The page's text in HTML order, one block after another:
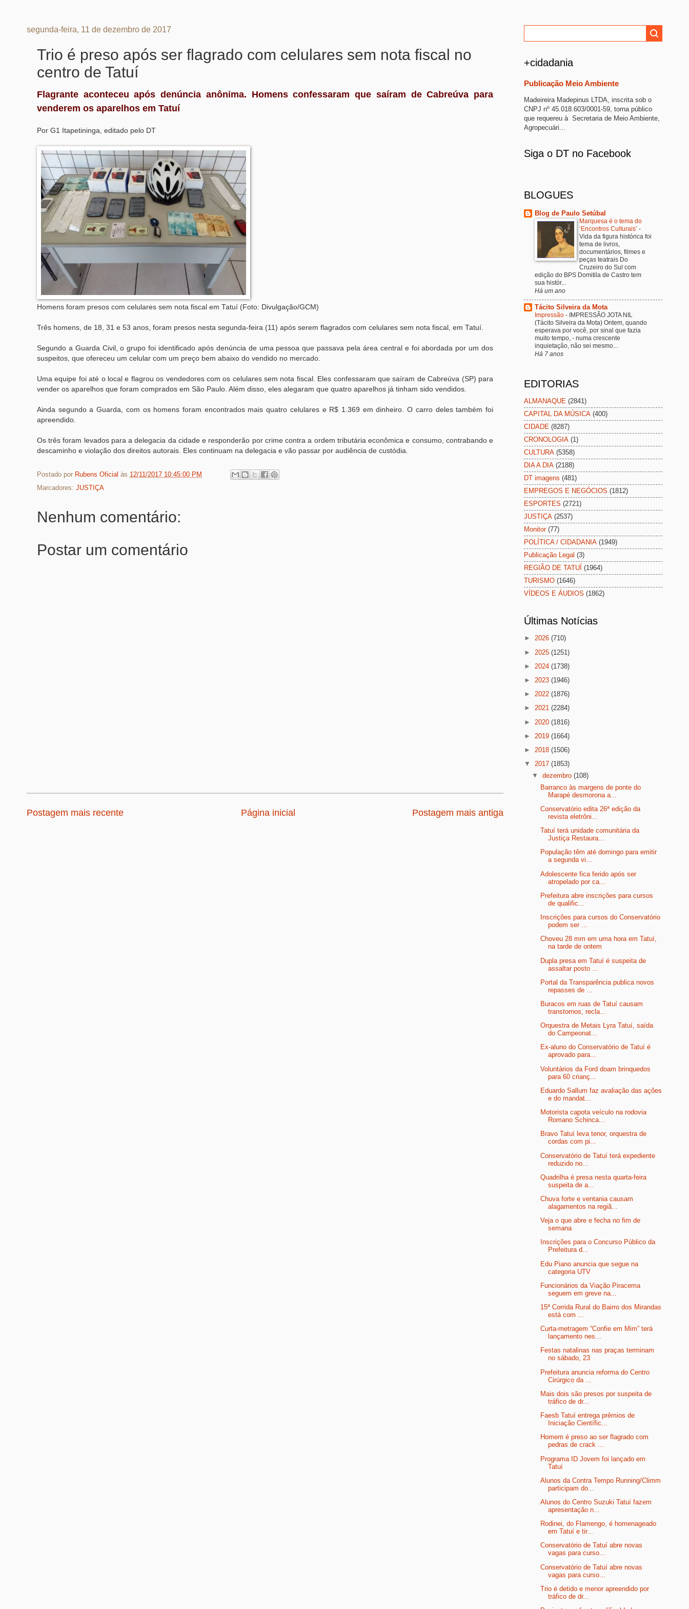
segunda-feira, 11 de dezembro de 2017
Trio é preso após ser flagrado com celulares sem nota fiscal no
centro de Tatuí
Flagrante aconteceu após denúncia anônima. Homens confessaram que saíram de Cabreúva para
venderem os aparelhos em Tatuí
Por G1 Itapetininga, editado pelo DT
Homens foram presos com celulares sem nota fiscal em Tatuí (Foto: Divulgação/GCM)
Três homens, de 18, 31 e 53 anos, foram presos nesta segunda-feira (11) após serem flagrados com celulares sem nota fiscal, em Tatuí.
Segundo a Guarda Civil, o grupo foi identificado após denúncia de uma pessoa que passava pela área central e foi abordada por um dos
suspeitos, que ofereceu um celular com um preço bem abaixo do vendido no mercado.
Uma equipe foi até o local e flagrou os vendedores com os celulares sem nota fiscal. Eles confessaram que saíram de Cabreúva (SP) para
vender os aparelhos que foram comprados em São Paulo. Além disso, eles alegaram que quatro aparelhos já tinham sido vendidos.
Ainda segundo a Guarda, com os homens foram encontrados mais quatro celulares e R$ 1.369 em dinheiro. O carro deles também foi
apreendido.
Os três foram levados para a delegacia da cidade e responderão por crime contra a ordem tributária econômica e consumo, contrabando e
descaminho e violação dos direitos autorais. Eles continuam na delegacia e vão passar por audiência de custódia.
Postado por Rubens Oficial às 12/11/2017 10:45:00 PM
Marcadores: JUSTIÇA
Nenhum comentário:
Postar um comentário
Postagem mais recente Postagem mais antiga
Página inicial
+cidadania
Publicação Meio Ambiente
Madeireira Madepinus LTDA, inscrita sob o
CNPJ nº 45.018.603/0001-59, torna público
que requereu à Secretaria de Meio Ambiente,
Agropecuári...
Siga o DT no Facebook
BLOGUES
Blog de Paulo Setúbal
Marquesa é o tema do
‘Encontros Culturais’ -
Vida da figura histórica foi
tema de livros,
documentários, filmes e
peças teatrais Do
Cruzeiro do Sul com
edição do BPS Domitila de Castro tem
sua histór...
Há um ano
Tácito Silveira da Mota
Impressão - IMPRESSÃO JOTA NIL
(Tácito Silveira da Mota) Ontem, quando
esperava por você, por sinal que fazia
muito tempo, - numa crescente
inquietação, não sei mesmo...
Há 7 anos
EDITORIAS
ALMANAQUE (2841)
CAPITAL DA MÚSICA (400)
CIDADE (8287)
CRONOLOGIA (1)
CULTURA (5358)
DIA A DIA (2188)
DT imagens (481)
EMPREGOS E NEGÓCIOS (1812)
ESPORTES (2721)
JUSTIÇA (2537)
Monitor (77)
POLÍTICA / CIDADANIA (1949)
Publicação Legal (3)
REGIÃO DE TATUÍ (1964)
TURISMO (1646)
VÍDEOS E ÁUDIOS (1862)
Últimas Notícias
► 2026 (710)
► 2025 (1251)
► 2024 (1738)
► 2023 (1946)
► 2022 (1876)
► 2021 (2284)
► 2020 (1816)
► 2019 (1664)
► 2018 (1506)
▼ 2017 (1853)
▼dezembro(108)
Barranco às margens de ponte do
Marapé desmorona a...
Conservatório edita 26ª edição da
revista eletrôni...
Tatuí terá unidade comunitária da
Justiça Restaura...
População têm até domingo para emitir
a segunda vi...
Adolescente fica ferido após ser
atropelado por ca...
Prefeitura abre inscrições para cursos
de qualific...
Inscrições para cursos do Conservatório
podem ser ...
Choveu 28 mm em uma hora em Tatuí,
na tarde de ontem
Dupla presa em Tatuí é suspeita de
assaltar posto ...
Portal da Transparência publica novos
repasses de ...
Buracos em ruas de Tatuí causam
transtornos, recla...
Orquestra de Metais Lyra Tatuí, saída
do Campeonat...
Ex-aluno do Conservatório de Tatuí é
aprovado para...
Voluntários da Ford doam brinquedos
para 60 crianç...
Eduardo Sallum faz avaliação das ações
e do mandat...
Motorista capota veículo na rodovia
Romano Schinca...
Bravo Tatuí leva tenor, orquestra de
cordas com pi...
Conservatório de Tatuí terá expediente
reduzido no...
Quadrilha é presa nesta quarta-feira
suspeita de a...
Chuva forte e ventania causam
alagamentos na regiã...
Veja o que abre e fecha no fim de
semana
Inscrições para o Concurso Público da
Prefeitura d...
Edu Piano anuncia que segue na
categoria UTV
Funcionários da Viação Piracema
seguem em greve na...
15ª Corrida Rural do Bairro dos Mirandas
está com ...
Curta-metragem “Confie em Mim” terá
lançamento nes...
Festas natalinas nas praças terminam
no sábado, 23
Prefeitura anuncia reforma do Centro
Cirúrgico da ...
Mais dois são presos por suspeita de
tráfico de dr...
Faesb Tatuí entrega prêmios de
Iniciação Científic...
Homem é preso ao ser flagrado com
pedras de crack ...
Programa ID Jovem foi lançado em
Tatuí
Alunos da Contra Tempo Running/Climm
participam do...
Alunos do Centro Suzuki Tatuí fazem
apresentação n...
Rodinei, do Flamengo, é homenageado
em Tatuí e tir...
Conservatório de Tatuí abre novas
vagas para curso...
Conservatório de Tatuí abre novas
vagas para curso...
Trio é detido e menor apreendido por
tráfico de dr...